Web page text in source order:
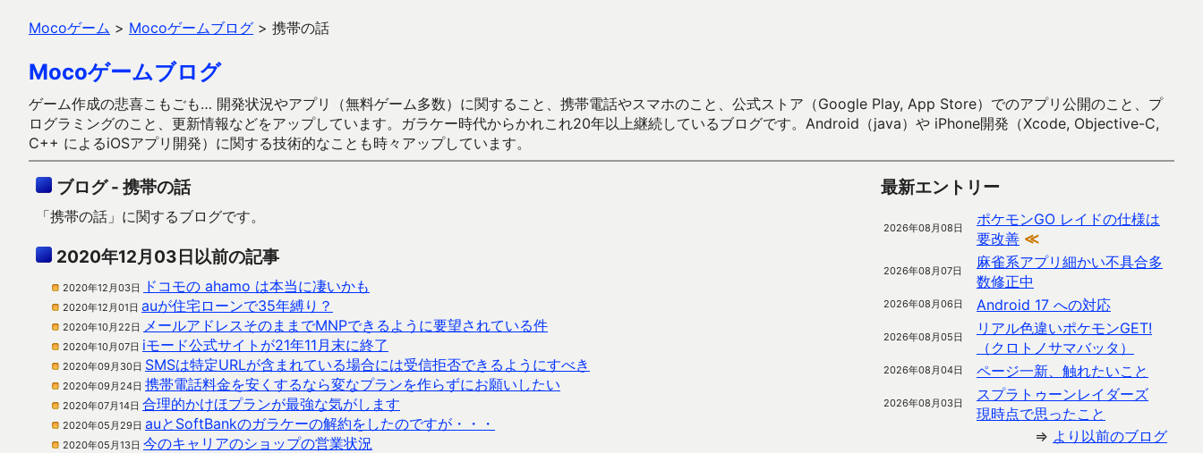
Mocoゲーム > Mocoゲームブログ > 携帯の話
Mocoゲームブログ
ゲーム作成の悲喜こもごも… 開発状況やアプリ（無料ゲーム多数）に関すること、携帯電話やスマホのこと、公式ストア（Google Play, App Store）でのアプリ公開のこと、プ
ログラミングのこと、更新情報などをアップしています。ガラケー時代からかれこれ20年以上継続しているブログです。Android（java）や iPhone開発（Xcode, Objective-C,
C++ によるiOSアプリ開発）に関する技術的なことも時々アップしています。
ブログ - 携帯の話
「携帯の話」に関するブログです。
2020年12月03日以前の記事
2020年12月03日 ドコモの ahamo は本当に凄いかも
2020年12月01日 auが住宅ローンで35年縛り？
2020年10月22日 メールアドレスそのままでMNPできるように要望されている件
2020年10月07日 iモード公式サイトが21年11月末に終了
2020年09月30日 SMSは特定URLが含まれている場合には受信拒否できるようにすべき
2020年09月24日 携帯電話料金を安くするなら変なプランを作らずにお願いしたい
2020年07月14日 合理的かけほプランが最強な気がします
2020年05月29日 auとSoftBankのガラケーの解約をしたのですが・・・
2020年05月13日 今のキャリアのショップの営業状況
最新エントリー
2026年08月08日
ポケモンGO レイドの仕様は
要改善 ≪
2026年08月07日
麻雀系アプリ細かい不具合多
数修正中
2026年08月06日 Android 17 への対応
2026年08月05日
リアル色違いポケモンGET!
（クロトノサマバッタ）
2026年08月04日 ページ一新、触れたいこと
2026年08月03日
スプラトゥーンレイダーズ
現時点で思ったこと
⇒ より以前のブログ